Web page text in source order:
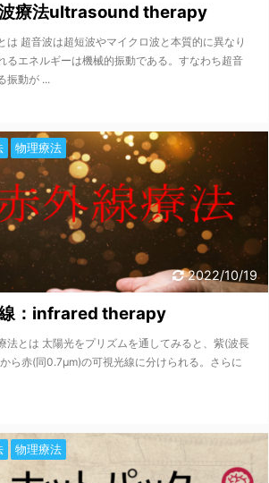
療法ultrasound therapy
は 超音波は超短波やマイクロ波と本質的に異なり
るエネルギーは機械的振動である。すなわち超音
振動が ...
2022/10/19
物理療法
：infrared therapy
法とは 太陽光をプリズムを通してみると、紫(波長
ら赤(同0.7μm)の可視光線に分けられる。さらに
物理療法